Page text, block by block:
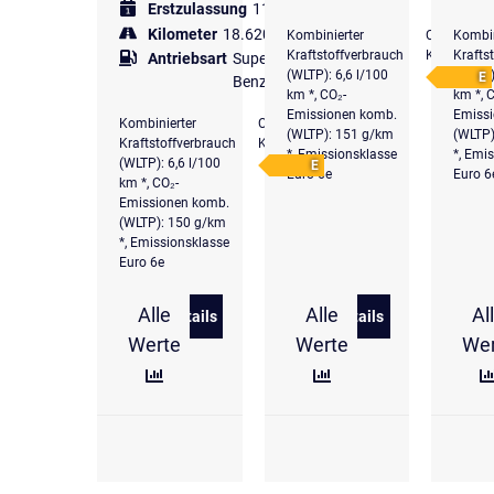
Erstzulassung 11.2024
Kilometer 18.620 km
Antriebsart Super
Benzin
Kombinierter
Kraftstoffverbrauch
(WLTP): 6,6 l/100
km *, CO₂-
Emissionen komb.
(WLTP): 150 g/km
*, Emissionsklasse
Euro 6e
CO₂-
Klasse
E
Alle
Werte
Details
zu Volkswagen Caddy Dark Label 1.5
Kombinierter
Kraftstoffverbrauch
(WLTP): 6,6 l/100
km *, CO₂-
Emissionen komb.
(WLTP): 151 g/km
*, Emissionsklasse
Euro 6e
CO₂-
Klasse
E
Alle
Werte
Details
zu Volkswagen
km *,
*,
Euro